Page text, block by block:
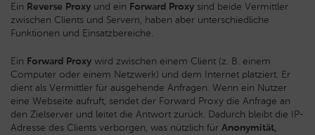
Ein Reverse Proxy und ein Forward Proxy sind beide Vermittler
zwischen Clients und Servern, haben aber unterschiedliche
Funktionen und Einsatzbereiche.
Ein Forward Proxy wird zwischen einem Client (z. B. einem
Computer oder einem Netzwerk) und dem Internet platziert. Er
dient als Vermittler für ausgehende Anfragen. Wenn ein Nutzer
eine Webseite aufruft, sendet der Forward Proxy die Anfrage an
den Zielserver und leitet die Antwort zurück. Dadurch bleibt die IP-
Adresse des Clients verborgen, was nützlich für Anonymität,